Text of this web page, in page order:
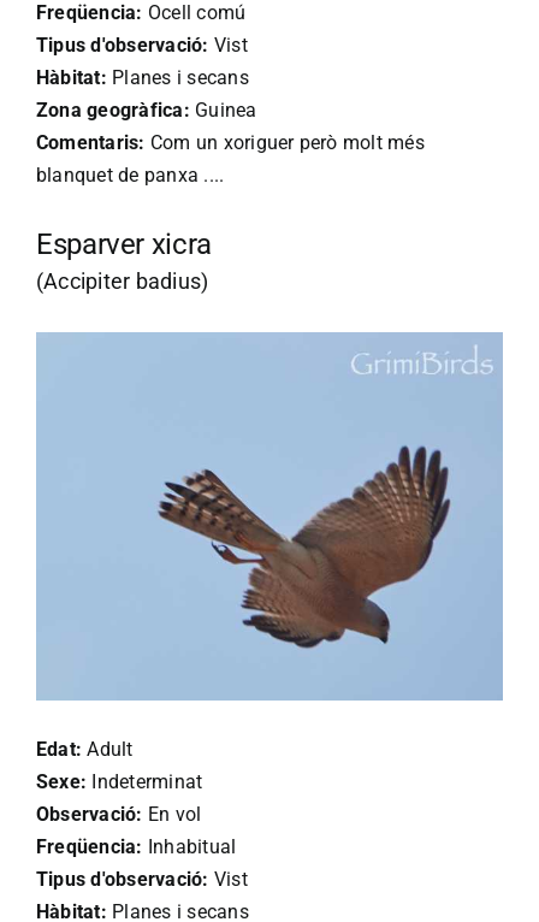
Freqüencia: Ocell comú
Tipus d'observació: Vist
Hàbitat: Planes i secans
Zona geogràfica: Guinea
Comentaris: Com un xoriguer però molt més
blanquet de panxa ....
Esparver xicra
(Accipiter badius)
Edat: Adult
Sexe: Indeterminat
Observació: En vol
Freqüencia: Inhabitual
Tipus d'observació: Vist
Hàbitat: Planes i secans